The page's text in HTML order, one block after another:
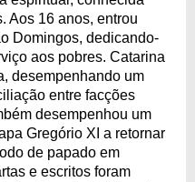
Aos 16 anos, entrou
Domingos, dedicando-
aos pobres. Catarina
desempenhando um
entre facções
desempenhou um
Gregório XI a retornar
de papado em
e escritos foram